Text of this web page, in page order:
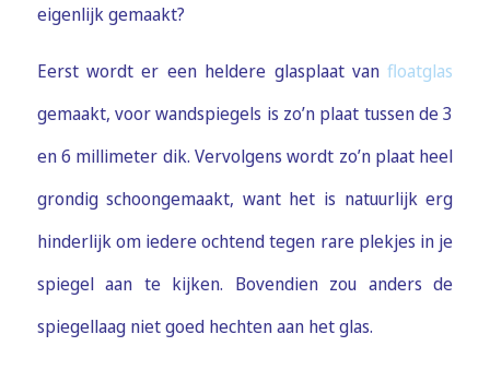
eigenlijk gemaakt?
Eerst wordt er een heldere glasplaat vanfloatglas
gemaakt, voor wandspiegels is zo’n plaat tussen de 3
en 6 millimeter dik. Vervolgens wordt zo’n plaat heel
grondig schoongemaakt, want het is natuurlijk erg
hinderlijk om iedere ochtend tegen rare plekjes in je
spiegel aan te kijken. Bovendien zou anders de
spiegellaag niet goed hechten aan het glas.